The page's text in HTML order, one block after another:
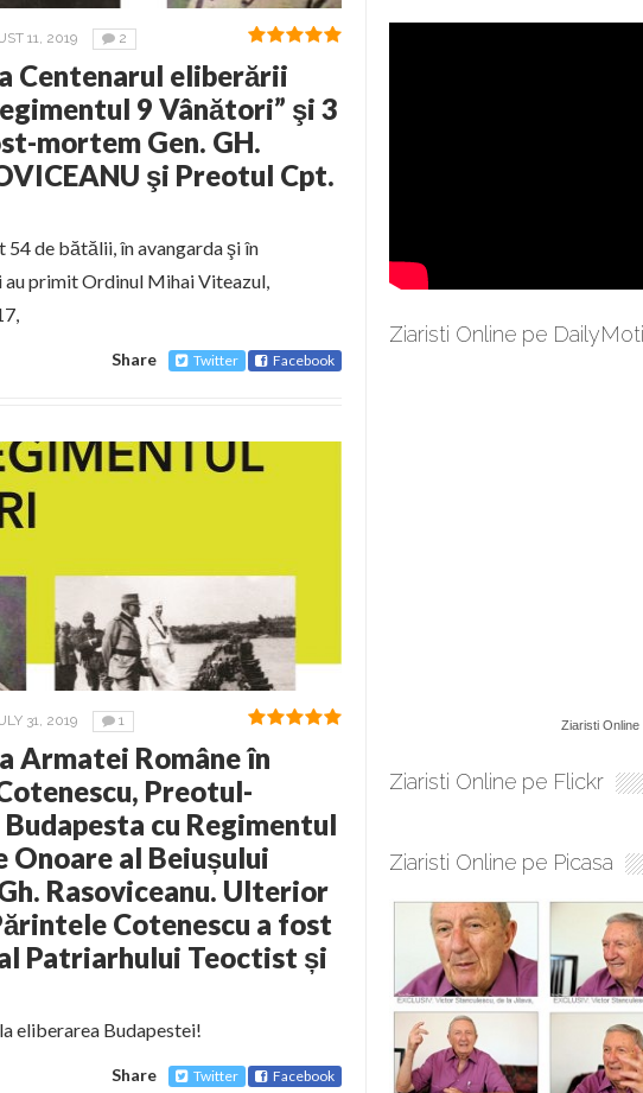
11, 2019 2
Centenarul eliberării
9 Vânători” şi 3
mortem Gen. GH.
şi Preotul Cpt.
de bătălii, în avangarda şi în
primit Ordinul Mihai Viteazul,
Share Twitter Facebook
31, 2019 1
Armatei Române în
Preotul-
cu Regimentul
Onoare al Beiușului
Rasoviceanu. Ulterior
Cotenescu a fost
Patriarhului Teoctist și
eliberarea Budapestei!
Share Twitter Facebook
Ziaristi Online pe
Ziaristi Online
Ziaristi Online pe Flickr
Ziaristi Online pe Picasa